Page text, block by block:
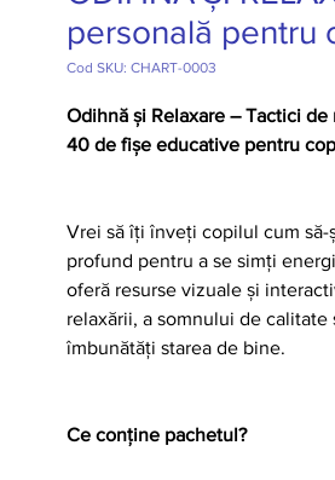
personală pentru
Cod SKU: CHART-0003
Odihnă și Relaxare – Tactici
40 de fișe educative pentru
Vrei să îți înveți copilul cum să-
profund pentru a se simți
oferă resurse vizuale și
relaxării, a somnului de
îmbunătăți starea de bine.
Ce conține pachetul?